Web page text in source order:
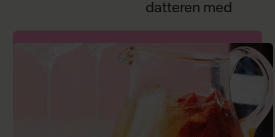
datteren med